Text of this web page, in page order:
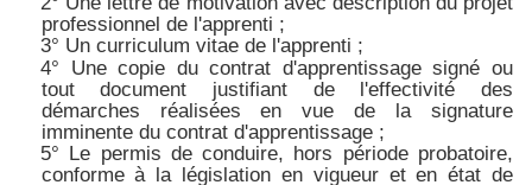
professionnel de l'apprenti ;
3° Un curriculum vitae de l'apprenti ;
4° Une copie du contrat d'apprentissage signé ou
tout document justifiant de l'effectivité des
démarches réalisées en vue de la signature
imminente du contrat d'apprentissage ;
5° Le permis de conduire, hors période probatoire,
conforme à la législation en vigueur et en état de